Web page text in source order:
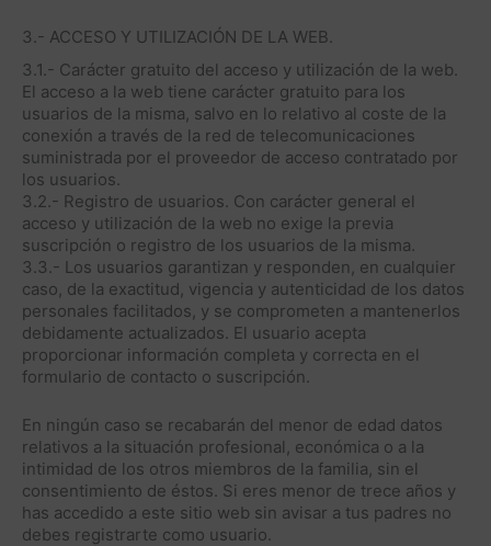
3.- ACCESO Y UTILIZACIÓN DE LA WEB.
3.1.- Carácter gratuito del acceso y utilización de la web.
El acceso a la web tiene carácter gratuito para los
usuarios de la misma, salvo en lo relativo al coste de la
conexión a través de la red de telecomunicaciones
suministrada por el proveedor de acceso contratado por
los usuarios.
3.2.- Registro de usuarios. Con carácter general el
acceso y utilización de la web no exige la previa
suscripción o registro de los usuarios de la misma.
3.3.- Los usuarios garantizan y responden, en cualquier
caso, de la exactitud, vigencia y autenticidad de los datos
personales facilitados, y se comprometen a mantenerlos
debidamente actualizados. El usuario acepta
proporcionar información completa y correcta en el
formulario de contacto o suscripción.
En ningún caso se recabarán del menor de edad datos
relativos a la situación profesional, económica o a la
intimidad de los otros miembros de la familia, sin el
consentimiento de éstos. Si eres menor de trece años y
has accedido a este sitio web sin avisar a tus padres no
debes registrarte como usuario.